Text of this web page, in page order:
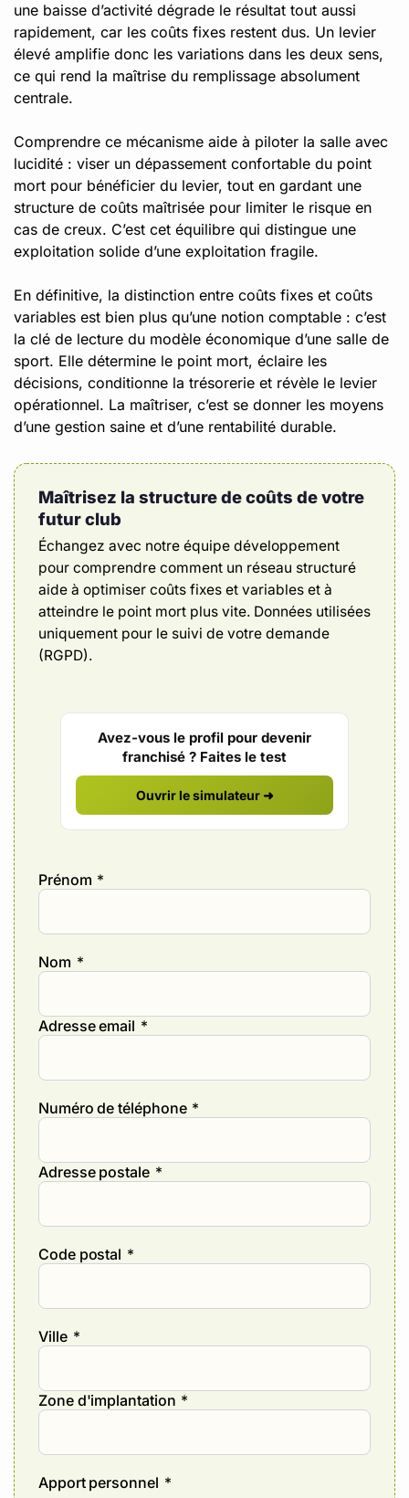
une baisse d’activité dégrade le résultat tout aussi
rapidement, car les coûts fixes restent dus. Un levier
élevé amplifie donc les variations dans les deux sens,
ce qui rend la maîtrise du remplissage absolument
centrale.
Comprendre ce mécanisme aide à piloter la salle avec
lucidité : viser un dépassement confortable du point
mort pour bénéficier du levier, tout en gardant une
structure de coûts maîtrisée pour limiter le risque en
cas de creux. C’est cet équilibre qui distingue une
exploitation solide d’une exploitation fragile.
En définitive, la distinction entre coûts fixes et coûts
variables est bien plus qu’une notion comptable : c’est
la clé de lecture du modèle économique d’une salle de
sport. Elle détermine le point mort, éclaire les
décisions, conditionne la trésorerie et révèle le levier
opérationnel. La maîtriser, c’est se donner les moyens
d’une gestion saine et d’une rentabilité durable.
Maîtrisez la structure de coûts de votre
futur club
Échangez avec notre équipe développement
pour comprendre comment un réseau structuré
aide à optimiser coûts fixes et variables et à
atteindre le point mort plus vite. Données utilisées
uniquement pour le suivi de votre demande
(RGPD).
Avez-vous le profil pour devenir
franchisé ? Faites le test
Ouvrir le simulateur ➜
Prénom *
Nom *
Adresse email *
Numéro de téléphone *
Adresse postale *
Code postal *
Ville *
Zone d'implantation *
Apport personnel *